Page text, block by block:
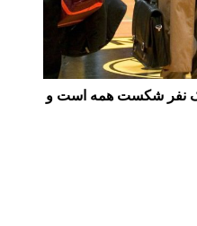
نفر شکست همه است و